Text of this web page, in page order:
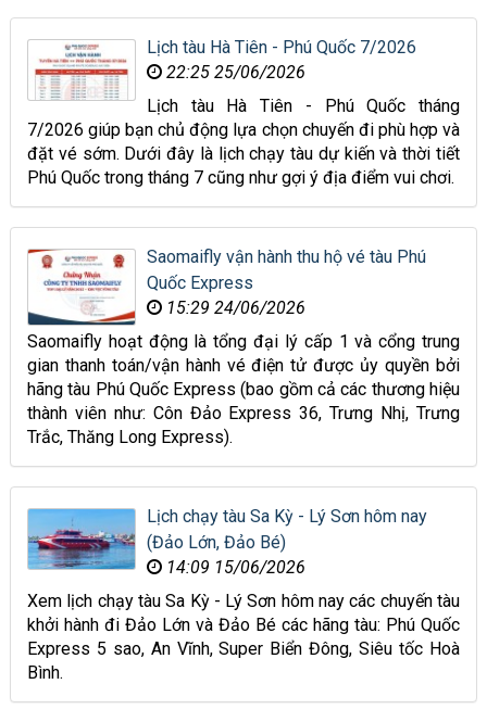
Lịch tàu Hà Tiên - Phú Quốc 7/2026
22:25 25/06/2026
Lịch tàu Hà Tiên - Phú Quốc tháng
7/2026 giúp bạn chủ động lựa chọn chuyến đi phù hợp và
đặt vé sớm. Dưới đây là lịch chạy tàu dự kiến và thời tiết
Phú Quốc trong tháng 7 cũng như gợi ý địa điểm vui chơi.
Saomaifly vận hành thu hộ vé tàu Phú
Quốc Express
15:29 24/06/2026
Saomaifly hoạt động là tổng đại lý cấp 1 và cổng trung
gian thanh toán/vận hành vé điện tử được ủy quyền bởi
hãng tàu Phú Quốc Express (bao gồm cả các thương hiệu
thành viên như: Côn Đảo Express 36, Trưng Nhị, Trưng
Trắc, Thăng Long Express).
Lịch chạy tàu Sa Kỳ - Lý Sơn hôm nay
(Đảo Lớn, Đảo Bé)
14:09 15/06/2026
Xem lịch chạy tàu Sa Kỳ - Lý Sơn hôm nay các chuyến tàu
khởi hành đi Đảo Lớn và Đảo Bé các hãng tàu: Phú Quốc
Express 5 sao, An Vĩnh, Super Biển Đông, Siêu tốc Hoà
Bình.